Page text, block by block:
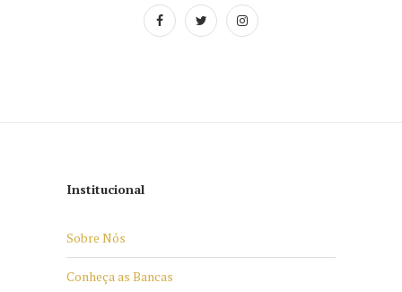
Institucional
Sobre Nós
Conheça as Bancas